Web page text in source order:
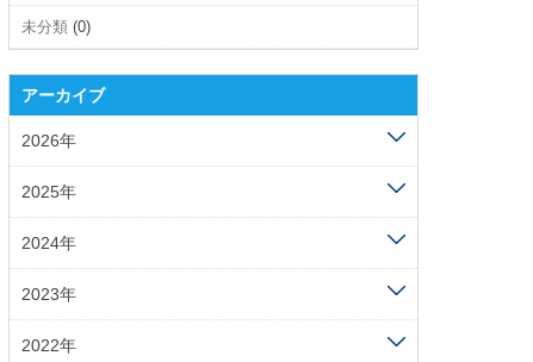
未分類(0)
アーカイブ
2026年
2025年
2024年
2023年
2022年